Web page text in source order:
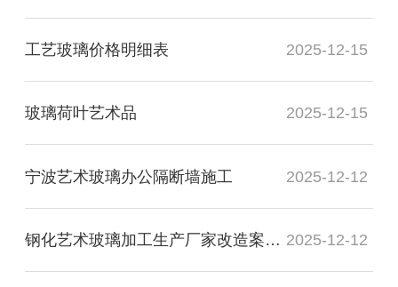
工艺玻璃价格明细表 2025-12-15
玻璃荷叶艺术品 2025-12-15
宁波艺术玻璃办公隔断墙施工 2025-12-12
钢化艺术玻璃加工生产厂家改造案例图 2025-12-12